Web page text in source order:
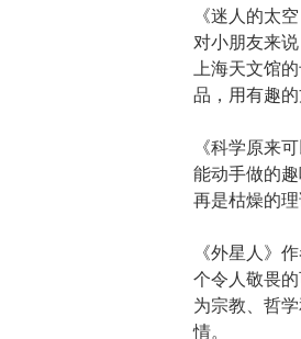
《迷人的太
对小朋友来
上海天文馆
品，用有趣
《科学原来
能动手做的
再是枯燥的
《外星人》
个令人敬畏
为宗教、哲
情。